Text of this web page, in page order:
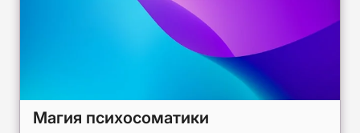
Магия психосоматики